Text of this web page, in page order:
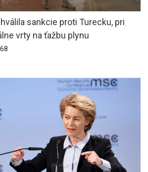
sankcie proti Turecku, pri
vrty na ťažbu plynu